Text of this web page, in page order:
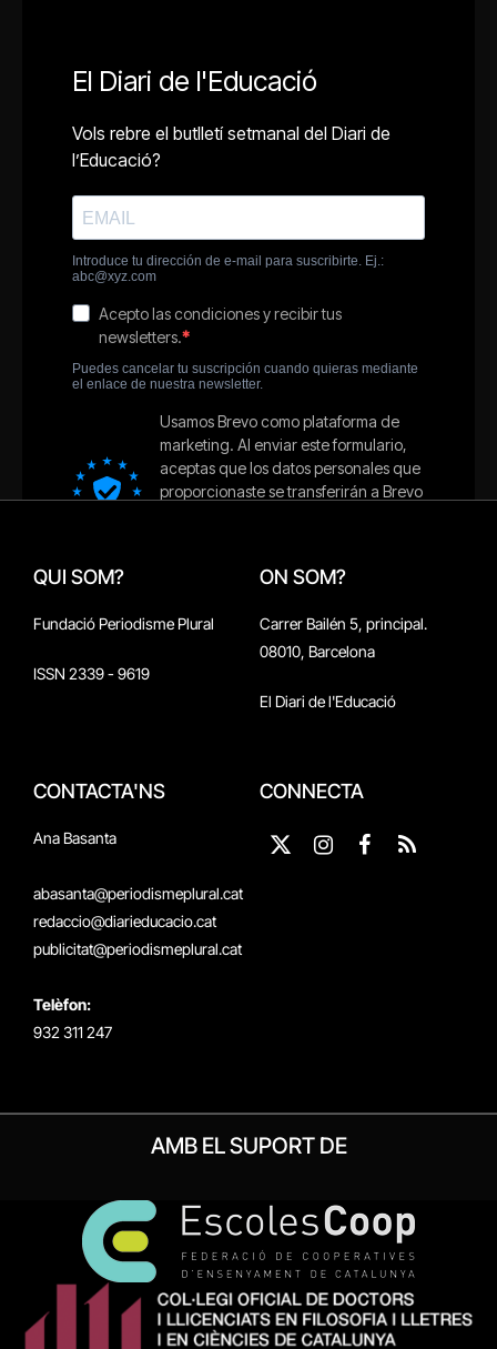
QUI SOM?
Fundació Periodisme Plural
ISSN 2339 - 9619
ON SOM?
Carrer Bailén 5, principal.
08010, Barcelona
El Diari de l'Educació
CONTACTA'NS
Ana Basanta
abasanta@periodismeplural.cat
redaccio@diarieducacio.cat
publicitat@periodismeplural.cat
Telèfon:
932 311 247
CONNECTA
X
Instagram
Facebook
RSS
AMB EL SUPORT DE